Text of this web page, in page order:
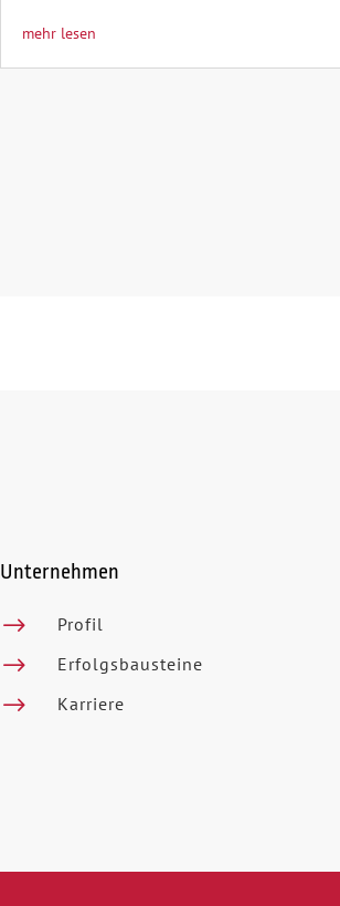
mehr lesen
Unternehmen
$ Profil
$ Erfolgsbausteine
$ Karriere